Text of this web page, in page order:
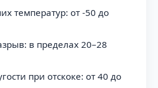
температур: от -50 до
в пределах 20–28
при отскоке: от 40 до